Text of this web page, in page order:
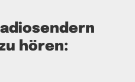
hören: